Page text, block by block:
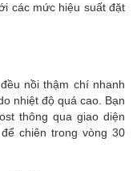
các mức hiệu suất đặt
nồi thậm chí nhanh
nhiệt độ quá cao. Bạn
thông qua giao diện
chiên trong vòng 30